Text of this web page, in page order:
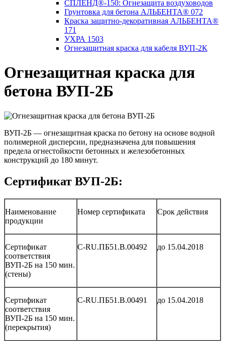
СПЛЕНД®-150: Огнезащита воздуховодов
Грунтовка для бетона АЛЬБЕНТА® 072
Краска защитно-декоративная АЛЬБЕНТА®
171
УХРА 1503
Огнезащитная краска для кабеля ВУП-2К
Огнезащитная краска для
бетона ВУП-2Б
ВУП-2Б — огнезащитная краска по бетону на основе водной
полимерной дисперсии, предназначена для повышения
предела огнестойкости бетонных и железобетонных
конструкций до 180 минут.
Сертификат ВУП-2Б:
Наименование
продукции
Номер сертификата Срок действия
Сертификат
соответствия
ВУП-2Б на 150 мин.
(стены)
С-RU.ПБ51.В.00492 до 15.04.2018
Сертификат
соответствия
ВУП-2Б на 150 мин.
(перекрытия)
С-RU.ПБ51.В.00491 до 15.04.2018